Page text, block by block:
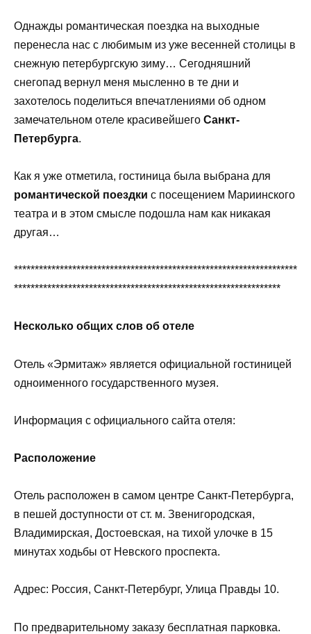
Однажды романтическая поездка на выходные
перенесла нас с любимым из уже весенней столицы в
снежную петербургскую зиму… Сегодняшний
снегопад вернул меня мысленно в те дни и
захотелось поделиться впечатлениями об одном
замечательном отеле красивейшего Санкт-
Петербурга.
Как я уже отметила, гостиница была выбрана для
романтической поездки с посещением Мариинского
театра и в этом смысле подошла нам как никакая
другая…
********************************************************************
****************************************************************
Несколько общих слов об отеле
Отель «Эрмитаж» является официальной гостиницей
одноименного государственного музея.
Информация с официального сайта отеля:
Расположение
Отель расположен в самом центре Санкт-Петербурга,
в пешей доступности от ст. м. Звенигородская,
Владимирская, Достоевская, на тихой улочке в 15
минутах ходьбы от Невского проспекта.
Адрес: Россия, Санкт-Петербург, Улица Правды 10.
По предварительному заказу бесплатная парковка.